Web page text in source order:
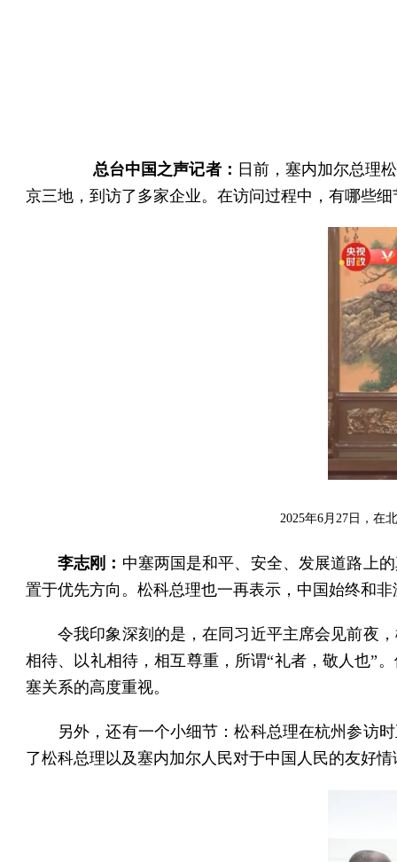
总台中国之声记者： 日前，塞内加尔总理
京三地，到访了多家企业。在访问过程中，有哪些
2025年6月27日，在
李志刚： 中塞两国是和平、安全、发展道路上
置于优先方向。松科总理也一再表示，中国始终和
令我印象深刻的是，在同习近平主席会见前夜
相待、以礼相待，相互尊重，所谓“礼者，敬人也”
塞关系的高度重视。
另外，还有一个小细节：松科总理在杭州参访
了松科总理以及塞内加尔人民对于中国人民的友好情